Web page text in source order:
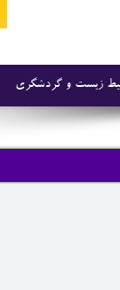
زیست و گردشگری